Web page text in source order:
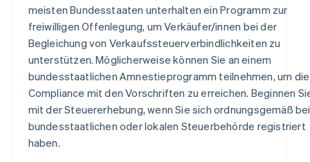
meisten Bundesstaaten unterhalten ein Programm zur
freiwilligen Offenlegung, um Verkäufer/innen bei der
Begleichung von Verkaufssteuerverbindlichkeiten zu
unterstützen. Möglicherweise können Sie an einem
bundesstaatlichen Amnestieprogramm teilnehmen, um die
Compliance mit den Vorschriften zu erreichen. Beginnen
mit der Steuererhebung, wenn Sie sich ordnungsgemäß
bundesstaatlichen oder lokalen Steuerbehörde registriert
haben.